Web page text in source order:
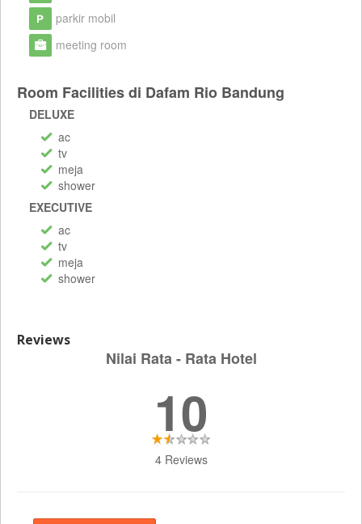
parkir mobil
meeting room
Room Facilities di Dafam Rio Bandung
DELUXE
ac
tv
meja
shower
EXECUTIVE
ac
tv
meja
shower
Reviews
Nilai Rata - Rata Hotel
10
4 Reviews